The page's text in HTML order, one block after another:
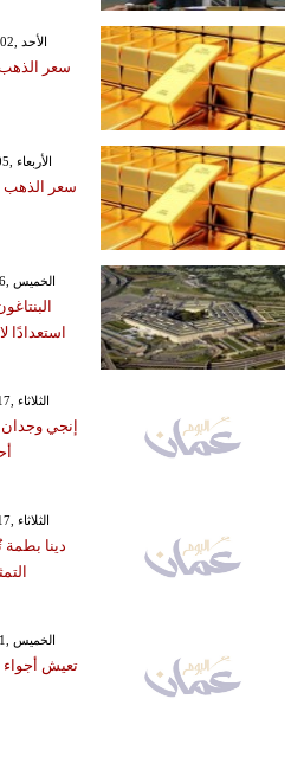
GMT 09:59 2026 الأحد ,02 آب / أغسطس
GMT 06:35 2026 الأربعاء ,05 آب / أغسطس
GMT 16:03 2026 الخميس ,06 آب / أغسطس
استعدادًا
GMT 00:54 2019 الثلاثاء ,17 أيلول / سبتمبر
إنجي
GMT 01:00 2019 الثلاثاء ,17 أيلول / سبتمبر
دينا بطمة
GMT 09:52 2019 الخميس ,01 آب / أغسطس
تعيش أجواء